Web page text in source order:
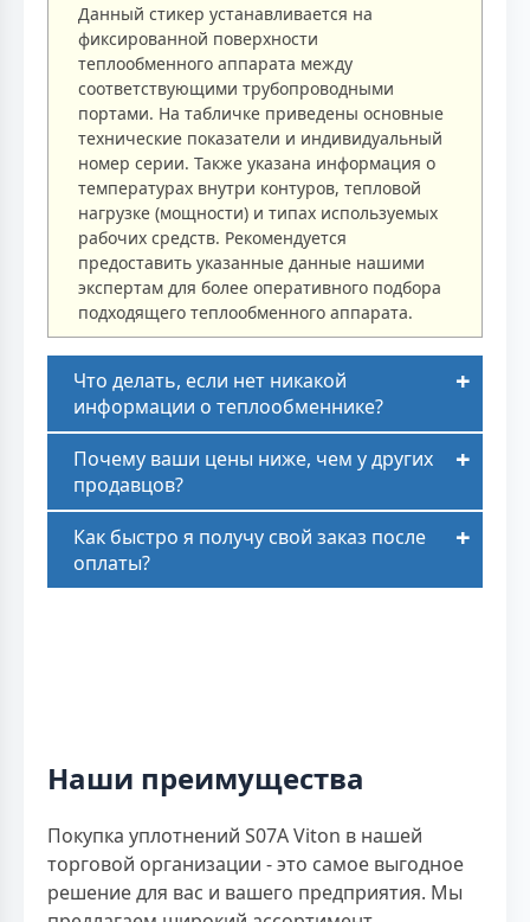
Данный стикер устанавливается на
фиксированной поверхности
теплообменного аппарата между
соответствующими трубопроводными
портами. На табличке приведены основные
технические показатели и индивидуальный
номер серии. Также указана информация о
температурах внутри контуров, тепловой
нагрузке (мощности) и типах используемых
рабочих средств. Рекомендуется
предоставить указанные данные нашими
экспертам для более оперативного подбора
подходящего теплообменного аппарата.
Что делать, если нет никакой
информации о теплообменнике?
Почему ваши цены ниже, чем у других
продавцов?
Как быстро я получу свой заказ после
оплаты?
Наши преимущества
Покупка уплотнений S07A Viton в нашей
торговой организации - это самое выгодное
решение для вас и вашего предприятия. Мы